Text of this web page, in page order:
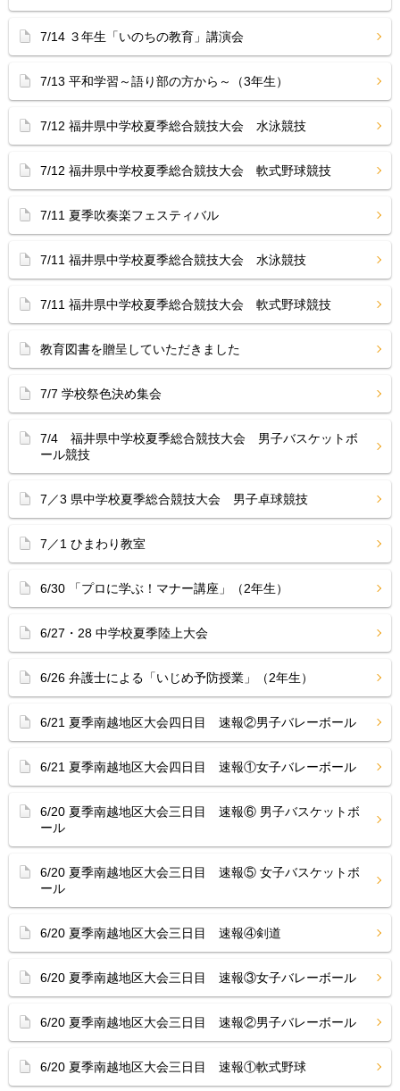
7/14 ３年生「いのちの教育」講演会
7/13 平和学習～語り部の方から～（3年生）
7/12 福井県中学校夏季総合競技大会 水泳競技
7/12 福井県中学校夏季総合競技大会 軟式野球競技
7/11 夏季吹奏楽フェスティバル
7/11 福井県中学校夏季総合競技大会 水泳競技
7/11 福井県中学校夏季総合競技大会 軟式野球競技
教育図書を贈呈していただきました
7/7 学校祭色決め集会
7/4 福井県中学校夏季総合競技大会 男子バスケットボ
ール競技
7／3 県中学校夏季総合競技大会 男子卓球競技
7／1 ひまわり教室
6/30 「プロに学ぶ！マナー講座」（2年生）
6/27・28 中学校夏季陸上大会
6/26 弁護士による「いじめ予防授業」（2年生）
6/21 夏季南越地区大会四日目 速報②男子バレーボール
6/21 夏季南越地区大会四日目 速報①女子バレーボール
6/20 夏季南越地区大会三日目 速報⑥ 男子バスケットボ
ール
6/20 夏季南越地区大会三日目 速報⑤ 女子バスケットボ
ール
6/20 夏季南越地区大会三日目 速報④剣道
6/20 夏季南越地区大会三日目 速報③女子バレーボール
6/20 夏季南越地区大会三日目 速報②男子バレーボール
6/20 夏季南越地区大会三日目 速報①軟式野球